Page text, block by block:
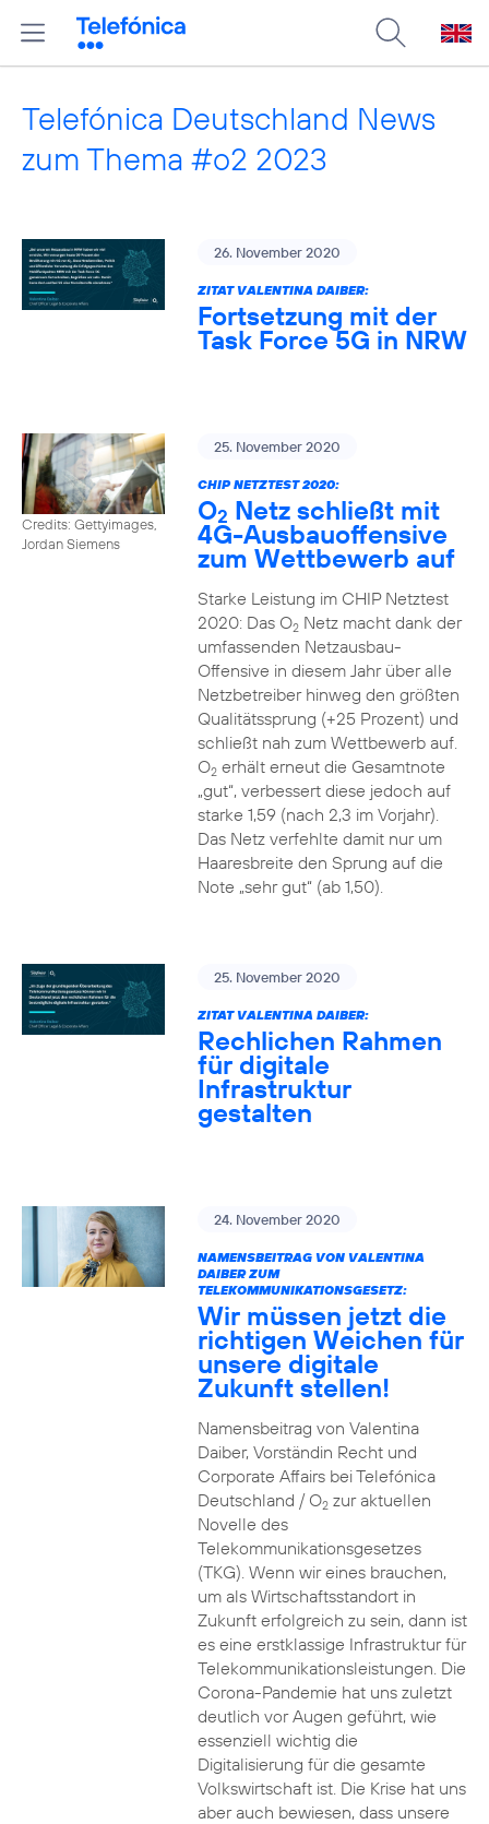
Telefónica Deutschland News
zum Thema #o2 2023
26. November 2020
ZITAT VALENTINA DAIBER:
Fortsetzung mit der
Task Force 5G in NRW
Credits: Gettyimages,
Jordan Siemens
25. November 2020
CHIP NETZTEST 2020:
O2 Netz schließt mit
4G-Ausbauoffensive
zum Wettbewerb auf
Starke Leistung im CHIP Netztest
2020: Das O2Netz macht dank der
umfassenden Netzausbau-
Offensive in diesem Jahr über alle
Netzbetreiber hinweg den größten
Qualitätssprung (+25 Prozent) und
schließt nah zum Wettbewerb auf.
O2erhält erneut die Gesamtnote
„gut“, verbessert diese jedoch auf
starke 1,59 (nach 2,3 im Vorjahr).
Das Netz verfehlte damit nur um
Haaresbreite den Sprung auf die
Note „sehr gut“ (ab 1,50).
25. November 2020
ZITAT VALENTINA DAIBER:
Rechlichen Rahmen
für digitale
Infrastruktur
gestalten
24. November 2020
NAMENSBEITRAG VON VALENTINA
DAIBER ZUM
TELEKOMMUNIKATIONSGESETZ:
Wir müssen jetzt die
richtigen Weichen für
unsere digitale
Zukunft stellen!
Namensbeitrag von Valentina
Daiber, Vorständin Recht und
Corporate Affairs bei Telefónica
Deutschland / O2zur aktuellen
Novelle des
Telekommunikationsgesetzes
(TKG). Wenn wir eines brauchen,
um als Wirtschaftsstandort in
Zukunft erfolgreich zu sein, dann ist
es eine erstklassige Infrastruktur für
Telekommunikationsleistungen. Die
Corona-Pandemie hat uns zuletzt
deutlich vor Augen geführt, wie
essenziell wichtig die
Digitalisierung für die gesamte
Volkswirtschaft ist. Die Krise hat uns
aber auch bewiesen, dass unsere